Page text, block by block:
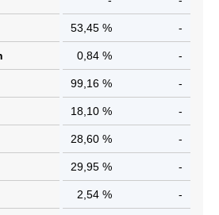
53,45 % -
0,84 % -
99,16 % -
18,10 % -
28,60 % -
29,95 % -
2,54 % -